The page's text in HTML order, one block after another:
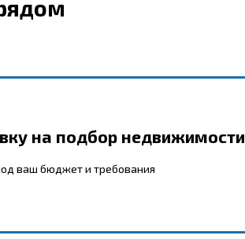
на подбор недвижимости
ваш бюджет и требования